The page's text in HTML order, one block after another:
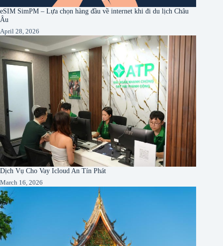
eSIM SimPM – Lựa chọn hàng đầu về internet khi đi du lịch Châu
Âu
April 28, 2026
Dịch Vụ Cho Vay Icloud An Tín Phát
March 16, 2026